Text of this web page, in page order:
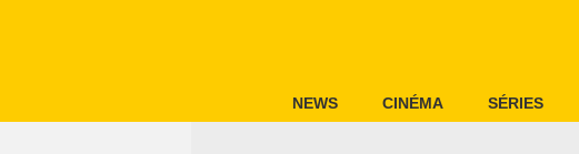
NEWS CINÉMA SÉRIES